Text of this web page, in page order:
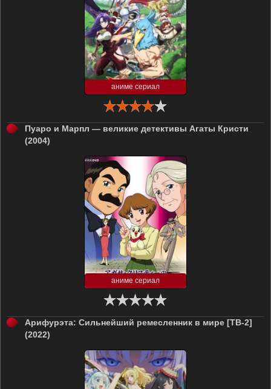
аниме сериал
Пуаро и Марпл — великие детективы Агаты Кристи
(2004)
аниме сериал
Арифурэта: Сильнейший ремесленник в мире [ТВ-2]
(2022)